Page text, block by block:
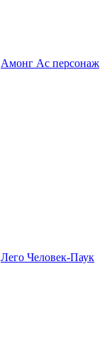
Амонг Ас персонаж
Лего Человек-Паук